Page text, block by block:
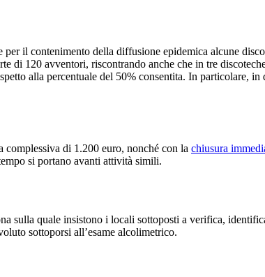
il contenimento della diffusione epidemica alcune
di 120 avventori, riscontrando anche che in tre
alla percentuale del 50% consentita. In particolare, in
complessiva di 1.200 euro, nonché con la chiusura
si portano avanti attività simili.
sulla quale insistono i locali sottoposti a verifica,
sottoporsi all’esame alcolimetrico.